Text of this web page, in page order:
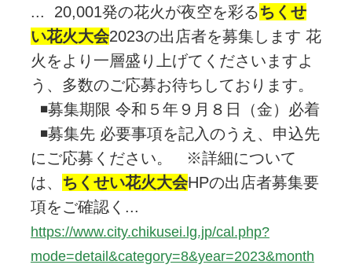
... 20,001発の花火が夜空を彩るちくせ
い花火大会2023の出店者を募集します 花
火をより一層盛り上げてくださいますよ
う、多数のご応募お待ちしております。
◾️募集期限 令和５年９月８日（金）必着
◾️募集先 必要事項を記入のうえ、申込先
にご応募ください。 ※詳細について
は、 ちくせい花火大会HPの出店者募集要
項をご確認く...
https://www.city.chikusei.lg.jp/cal.php?
mode=detail&category=8&year=2023&month